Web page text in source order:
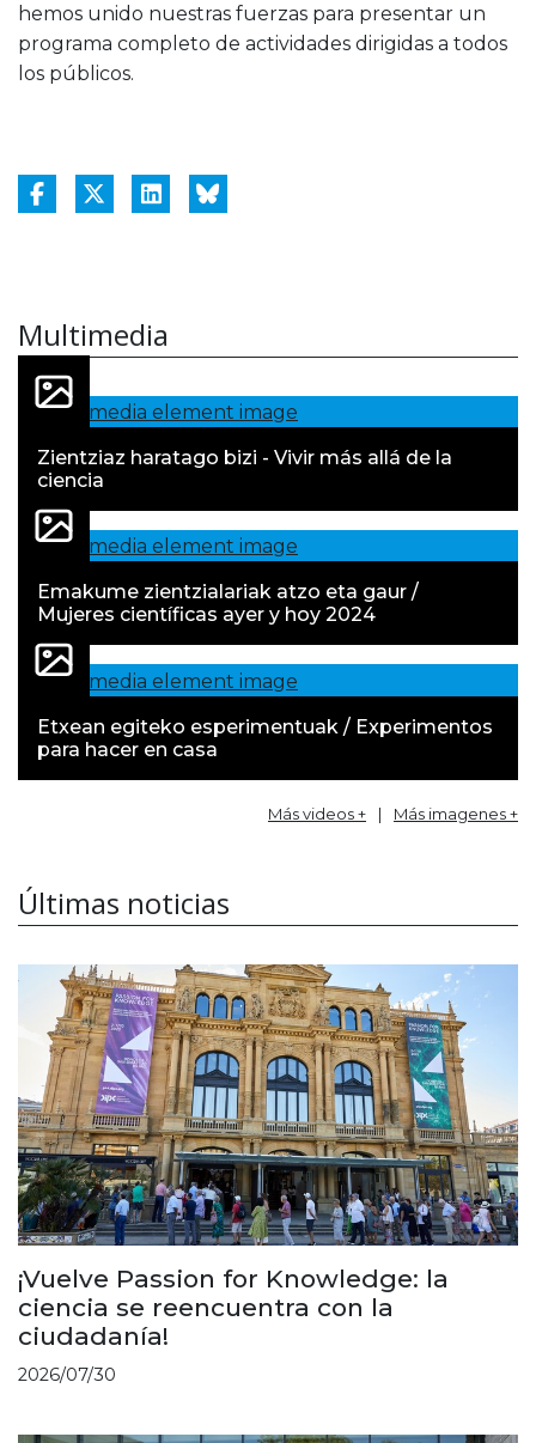
hemos unido nuestras fuerzas para presentar un
programa completo de actividades dirigidas a todos
los públicos.
Multimedia
Zientziaz haratago bizi - Vivir más allá de la
ciencia
Emakume zientzialariak atzo eta gaur /
Mujeres científicas ayer y hoy 2024
Etxean egiteko esperimentuak / Experimentos
para hacer en casa
Más videos + | Más imagenes +
Últimas noticias
¡Vuelve Passion for Knowledge: la
ciencia se reencuentra con la
ciudadanía!
2026/07/30